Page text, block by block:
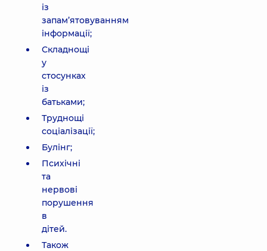
із
запам’ятовуванням
інформації;
Складнощі
у
стосунках
із
батьками;
Труднощі
соціалізації;
Булінг;
Психічні
та
нервові
порушення
в
дітей.
Також